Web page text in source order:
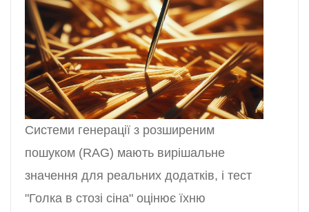
Системи генерації з розширеним
пошуком (RAG) мають вирішальне
значення для реальних додатків, і тест
"Голка в стозі сіна" оцінює їхню